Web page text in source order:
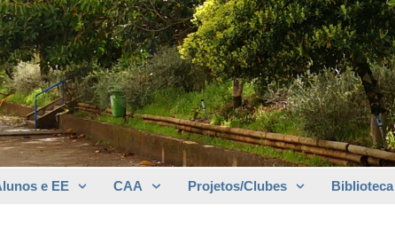
e EE CAA Projetos/Clubes Biblioteca